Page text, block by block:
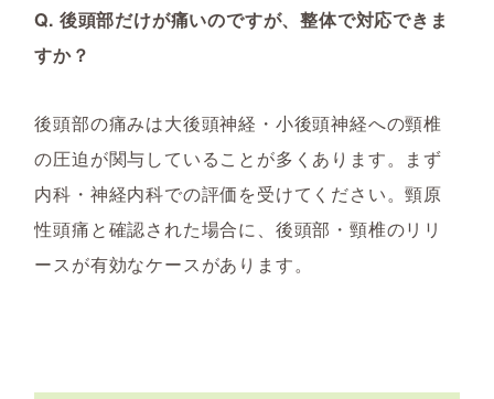
Q. 後頭部だけが痛いのですが、整体で対応できま
すか？
後頭部の痛みは大後頭神経・小後頭神経への頸椎
の圧迫が関与していることが多くあります。まず
内科・神経内科での評価を受けてください。頸原
性頭痛と確認された場合に、後頭部・頸椎のリリ
ースが有効なケースがあります。